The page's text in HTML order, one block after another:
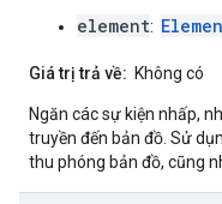
element:
Giá trị trả về: Không có
Ngăn các sự kiện nhấp,
truyền đến bản đồ. Sử
thu phóng bản đồ, cũng